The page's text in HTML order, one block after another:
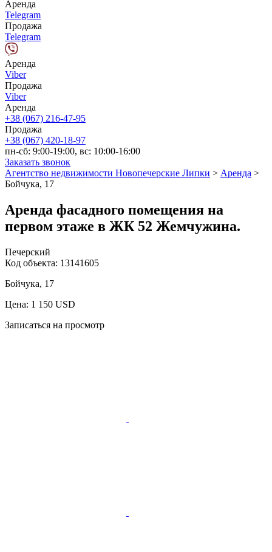
Аренда
Telegram
Продажа
Telegram
Аренда
Viber
Продажа
Viber
Аренда
+38 (067) 216-47-95
Продажа
+38 (067) 420-18-97
пн-сб: 9:00-19:00, вс: 10:00-16:00
Заказать звонок
Агентство недвижимости Новопечерские Липки > Аренда >
Бойчука, 17
Аренда фасадного помещения на
первом этаже в ЖК 52 Жемчужина.
Печерский
Код объекта: 13141605
Бойчука, 17
Цена: 1 150 USD
Записаться на просмотр